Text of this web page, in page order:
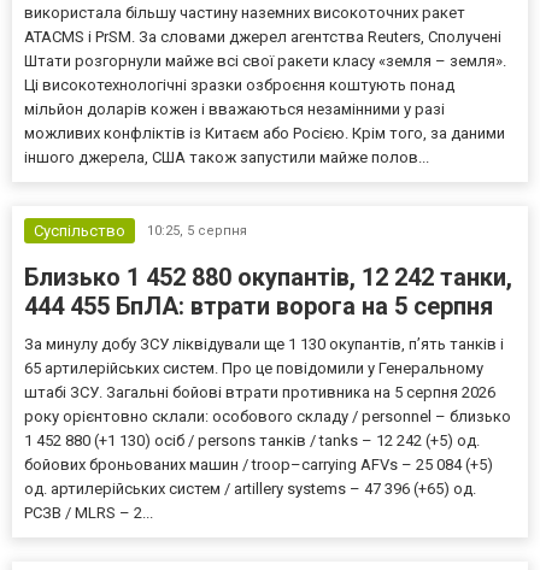
використала більшу частину наземних високоточних ракет
ATACMS і PrSM. За словами джерел агентства Reuters, Сполучені
Штати розгорнули майже всі свої ракети класу «земля – земля».
Ці високотехнологічні зразки озброєння коштують понад
мільйон доларів кожен і вважаються незамінними у разі
можливих конфліктів із Китаєм або Росією. Крім того, за даними
іншого джерела, США також запустили майже полов...
Суспільство 10:25, 5 серпня
Близько 1 452 880 окупантів, 12 242 танки,
444 455 БпЛА: втрати ворога на 5 серпня
За минулу добу ЗСУ ліквідували ще 1 130 окупантів, пʼять танків і
65 артилерійських систем. Про це повідомили у Генеральному
штабі ЗСУ. Загальні бойові втрати противника на 5 серпня 2026
року орієнтовно склали: особового складу / personnel – близько
1 452 880 (+1 130) осіб / persons танків / tanks – 12 242 (+5) од.
бойових броньованих машин / troop–carrying AFVs – 25 084 (+5)
од. артилерійських систем / artillery systems – 47 396 (+65) од.
РСЗВ / MLRS – 2...